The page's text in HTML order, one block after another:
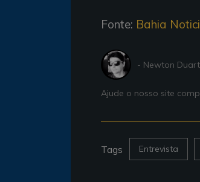
Fonte: Bahia
- Newton
Ajude o nosso site
Tags Entrevista